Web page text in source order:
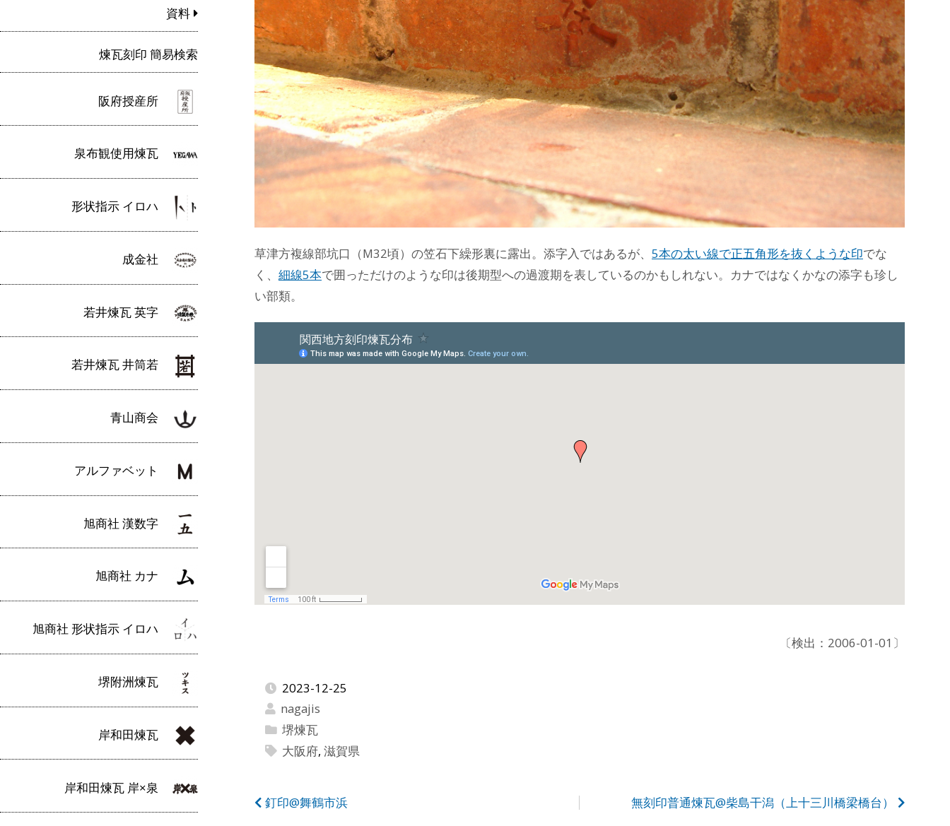
資料
煉瓦刻印 簡易検索
阪府授産所
泉布観使用煉瓦
形状指示 イロハ
成金社
若井煉瓦 英字
若井煉瓦 井筒若
青山商会
アルファベット
旭商社 漢数字
旭商社 カナ
旭商社 形状指示 イロハ
堺附洲煉瓦
岸和田煉瓦
岸和田煉瓦 岸×泉
草津方複線部坑口（M32頃）の笠石下繰形裏に露出。添字入ではあるが、 5本の太い線で正五角形を抜くような印でな
く、 細線5本で囲っただけのような印は後期型への過渡期を表しているのかもしれない。カナではなくかなの添字も珍し
い部類。
〔検出：2006-01-01〕
2023-12-25
nagajis
堺煉瓦
大阪府, 滋賀県
投
無刻印普通煉瓦@柴島干潟（上十三川橋梁橋台）
釘印@舞鶴市浜